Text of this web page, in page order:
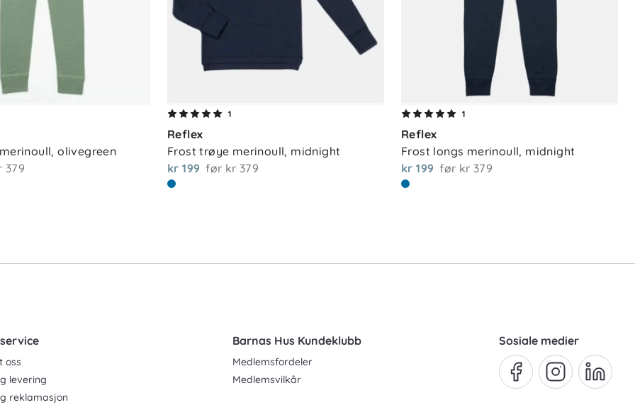
ullvaskemiddel. For å ta vare på både
sjelden som mulig. Mindre flekker kan
gjerne luftes mellom bruk for å
olivegreen
379
1
Reflex
Frost trøye merinoull, midnight
kr 199 før kr 379
1
Reflex
Frost longs merinoull, midnight
kr 199 før kr 379
oss
levering
reklamasjon
Barnas Hus Kundeklubb
Medlemsfordeler
Medlemsvilkår
Sosiale medier